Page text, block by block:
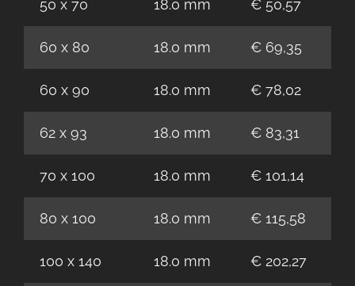
50 x 70 18.0 mm € 50,57
60 x 80 18.0 mm € 69,35
60 x 90 18.0 mm € 78,02
62 x 93 18.0 mm € 83,31
70 x 100 18.0 mm € 101,14
80 x 100 18.0 mm € 115,58
100 x 140 18.0 mm € 202,27